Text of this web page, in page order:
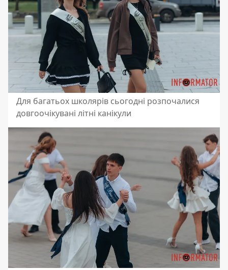
Для багатьох школярів сьогодні розпочалися
довгоочікувані літні канікули